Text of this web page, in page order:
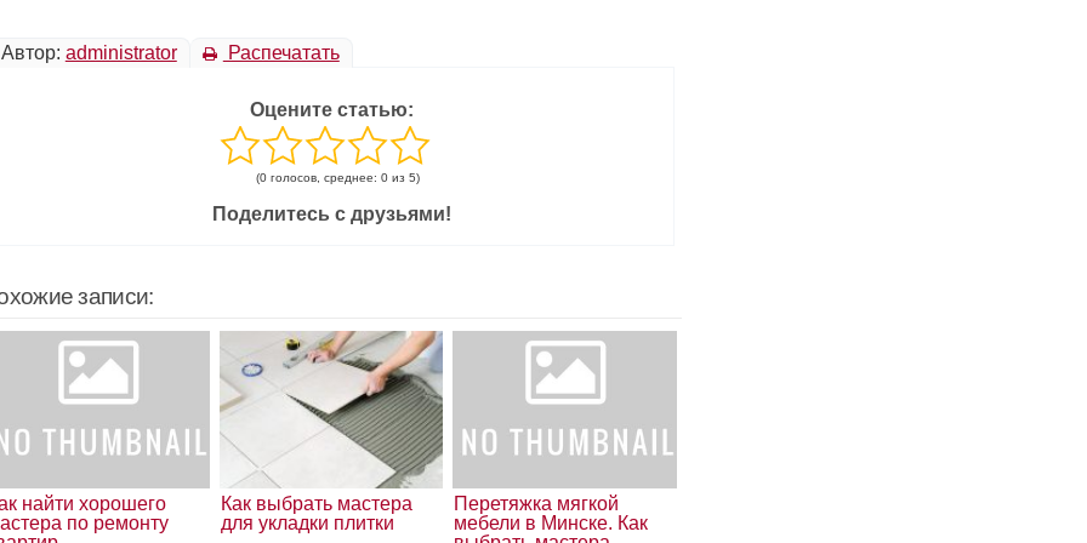
Автор: administrator Распечатать
Оцените статью:
(0 голосов, среднее: 0 из 5)
Поделитесь с друзьями!
записи:
найти хорошего
по ремонту
Как выбрать мастера
для укладки плитки
Перетяжка мягкой
мебели в Минске. Как